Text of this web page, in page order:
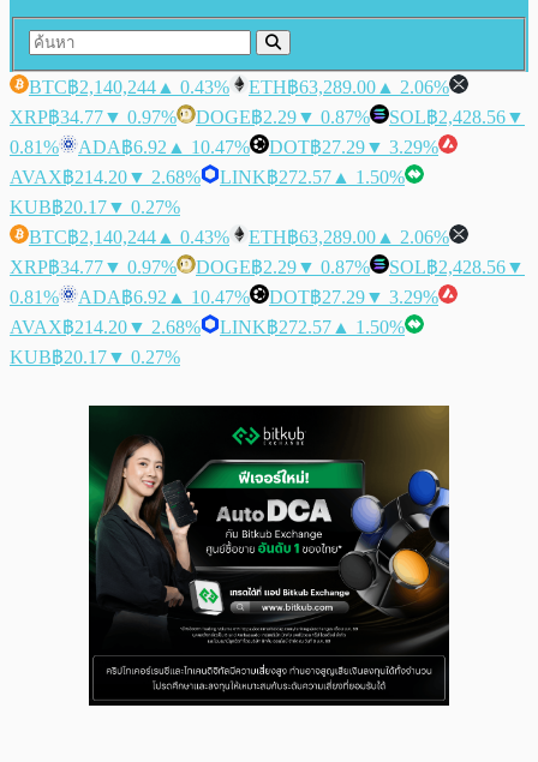
BTC฿2,140,244 ▲ 0.43% ETH฿63,289.00 ▲ 2.06%
XRP฿34.77▼ 0.97% DOGE฿2.29▼ 0.87% SOL฿2,428.56▼
0.81%
ADA฿6.92 ▲ 10.47% DOT฿27.29▼ 3.29%
AVAX฿214.20▼ 2.68% LINK฿272.57 ▲ 1.50%
KUB฿20.17▼ 0.27%
BTC฿2,140,244 ▲ 0.43% ETH฿63,289.00 ▲ 2.06%
XRP฿34.77▼ 0.97% DOGE฿2.29▼ 0.87% SOL฿2,428.56▼
0.81%
ADA฿6.92 ▲ 10.47% DOT฿27.29▼ 3.29%
AVAX฿214.20▼ 2.68% LINK฿272.57 ▲ 1.50%
KUB฿20.17▼ 0.27%